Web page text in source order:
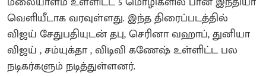
வெளியீடாக வரவுள்ளது. இந்த திரைப்படத்தில்
விஜய் சேதுபதியுடன் தபு, செரினா வஹாப், துனியா
விஜய் , சம்யுக்தா , விடிவி கணேஷ் உள்ளிட்ட பல
நடிகர்களும் நடித்துள்ளனர்.